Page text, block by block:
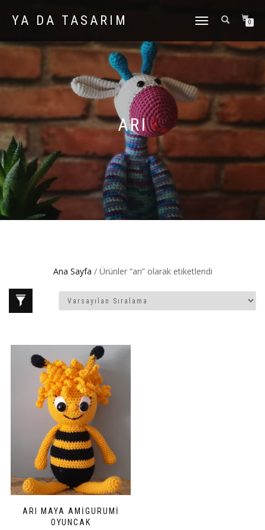
YA DA TASARIM
DOLAŞIMI
0
ARI
Ana Sayfa / Ürünler “arı” olarak etiketlendi
ARI MAYA AMIGURUMI
OYUNCAK